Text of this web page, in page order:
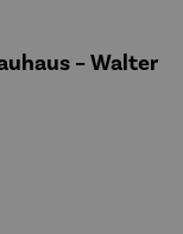
– Walter